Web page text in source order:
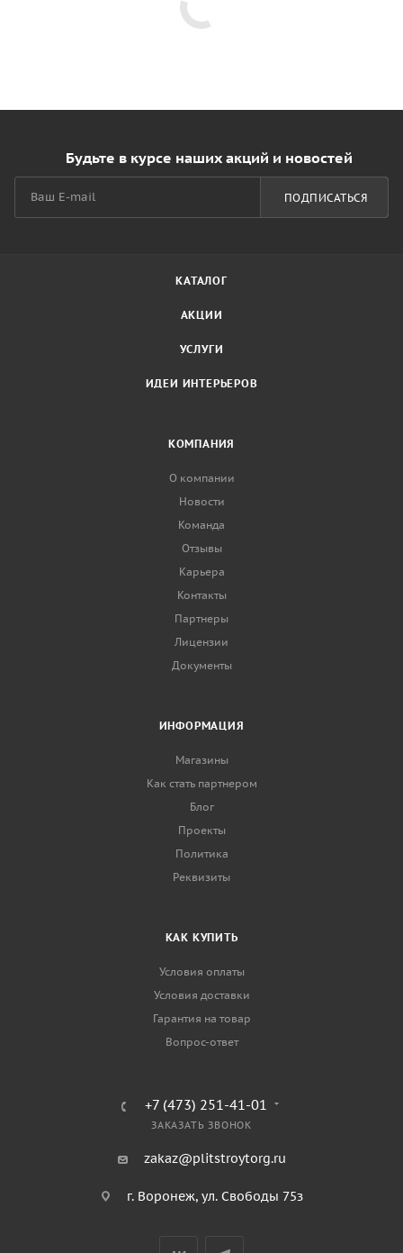
Будьте в курсе наших акций и новостей
ПОДПИСАТЬСЯ
КАТАЛОГ
АКЦИИ
УСЛУГИ
ИДЕИ ИНТЕРЬЕРОВ
КОМПАНИЯ
О компании
Новости
Команда
Отзывы
Карьера
Контакты
Партнеры
Лицензии
Документы
ИНФОРМАЦИЯ
Магазины
Как стать партнером
Блог
Проекты
Политика
Реквизиты
КАК КУПИТЬ
Условия оплаты
Условия доставки
Гарантия на товар
Вопрос-ответ
+7 (473) 251-41-01
ЗАКАЗАТЬ ЗВОНОК
zakaz@plitstroytorg.ru
г. Воронеж, ул. Свободы 75з